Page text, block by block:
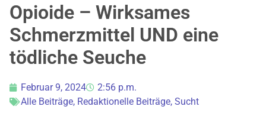
Opioide – Wirksames
Schmerzmittel UND eine
tödliche Seuche
Februar 9, 2024
2:56 p.m.
Alle Beiträge, Redaktionelle Beiträge, Sucht